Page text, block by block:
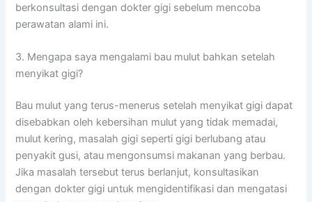
berkonsultasi dengan dokter gigi sebelum mencoba
perawatan alami ini.
3. Mengapa saya mengalami bau mulut bahkan setelah
menyikat gigi?
Bau mulut yang terus-menerus setelah menyikat gigi dapat
disebabkan oleh kebersihan mulut yang tidak memadai,
mulut kering, masalah gigi seperti gigi berlubang atau
penyakit gusi, atau mengonsumsi makanan yang berbau.
Jika masalah tersebut terus berlanjut, konsultasikan
dengan dokter gigi untuk mengidentifikasi dan mengatasi